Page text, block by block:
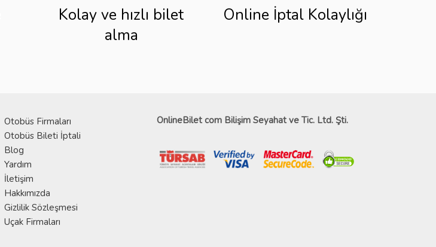
Kolay ve hızlı bilet
alma
Online İptal Kolaylığı
Otobüs Firmaları
Otobüs Bileti İptali
Blog
Yardım
İletişim
Hakkımızda
Gizlilik Sözleşmesi
Uçak Firmaları
OnlineBilet com Bilişim Seyahat ve Tic. Ltd. Şti.